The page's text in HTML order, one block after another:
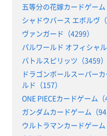
五等分の花嫁カードゲーム
シャドウバース エボルヴ（
ヴァンガード（4299）
パルワールド オフィシャ
バトルスピリッツ（3459）
ドラゴンボールスーパー
ルド（157）
ONE PIECEカードゲーム（
ガンダムカードゲーム（94
ウルトラマンカードゲーム